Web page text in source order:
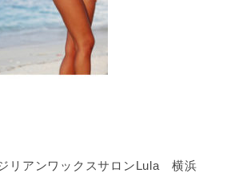
リアンワックスサロンLula 横浜